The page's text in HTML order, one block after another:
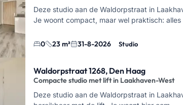
Deze studio aan de Waldorpstraat in
Je woont compact, maar wel praktisch:
0 23 m² 31-8-2026 Studio
Waldorpstraat 1268, Den Haag
Compacte studio met lift in Laakhaven-West
Deze studio aan de Waldorpstraat in